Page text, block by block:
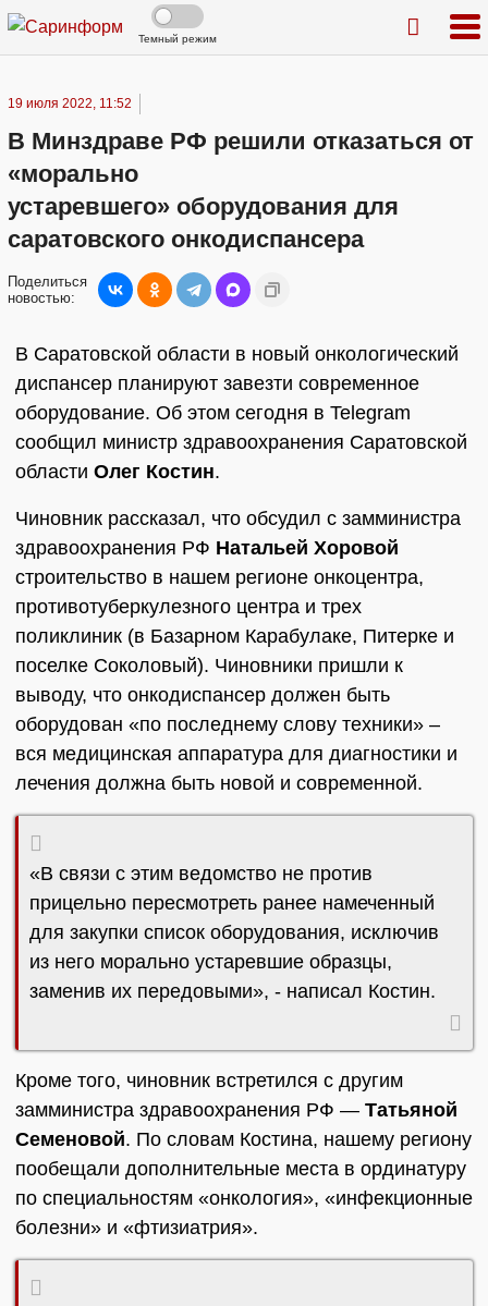
Темный режим
19 июля 2022, 11:52
В Минздраве РФ решили отказаться от
«морально
устаревшего» оборудования для
саратовского онкодиспансера
Поделиться
новостью:
В Саратовской области в новый онкологический
диспансер планируют завезти современное
оборудование. Об этом сегодня в Telegram
сообщил министр здравоохранения Саратовской
области Олег Костин.
Чиновник рассказал, что обсудил с замминистра
здравоохранения РФ Натальей Хоровой
строительство в нашем регионе онкоцентра,
противотуберкулезного центра и трех
поликлиник (в Базарном Карабулаке, Питерке и
поселке Соколовый). Чиновники пришли к
выводу, что онкодиспансер должен быть
оборудован «по последнему слову техники» –
вся медицинская аппаратура для диагностики и
лечения должна быть новой и современной.
«В связи с этим ведомство не против
прицельно пересмотреть ранее намеченный
для закупки список оборудования, исключив
из него морально устаревшие образцы,
заменив их передовыми», - написал Костин.
Кроме того, чиновник встретился с другим
замминистра здравоохранения РФ — Татьяной
Семеновой. По словам Костина, нашему региону
пообещали дополнительные места в ординатуру
по специальностям «онкология», «инфекционные
болезни» и «фтизиатрия».